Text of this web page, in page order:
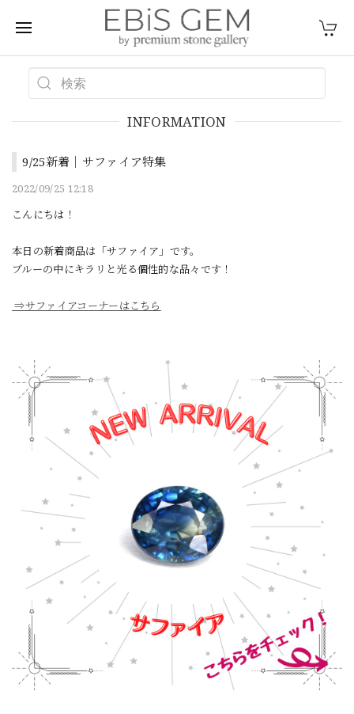
INFORMATION
9/25新着｜サファイア特集
2022/09/25 12:18
こんにちは！
本日の新着商品は「サファイア」です。
ブルーの中にキラリと光る個性的な品々です！
⇒サファイアコーナーはこちら